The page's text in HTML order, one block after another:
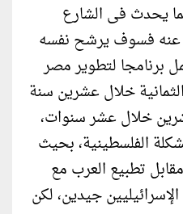
يحدث فى الشارع
عنه فسوف يرشح نفسه
برنامجا لتطوير مصر
خلال عشرين سنة
خلال عشر سنوات،
الفلسطينية، بحيث
تطبيع العرب مع
جيدين، لكن